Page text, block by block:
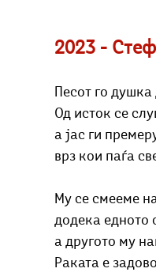
2023 -
Песот го душка
Од исток се
а јас ги
врз кои паѓа
Му се смееме
додека едното
а другото му
Раката е